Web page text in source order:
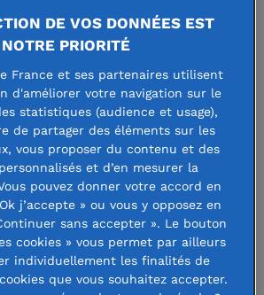
Nexton
- -
un don à cette fondation
NEXTON s'appuie sur
rempart contre
les valeurs
DE VOS DONNÉES EST
NOTRE PRIORITÉ
France et ses partenaires utilisent
d'améliorer votre navigation sur le
statistiques (audience et usage),
de partager des éléments sur les
vous proposer du contenu et des
et d’en mesurer la
pouvez donner votre accord en
j’accepte » ou vous y opposez en
sans accepter ». Le bouton
cookies » vous permet par ailleurs
individuellement les finalités de
que vous souhaitez accepter.